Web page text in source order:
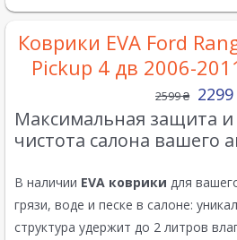
Коврики EVA Ford
Pickup 4 дв 2006-
2599₴ 2299
Максимальная защита и
чистота салона вашего
В наличии EVA коврики для
грязи, воде и песке в салоне:
структура удержит до 2 литров